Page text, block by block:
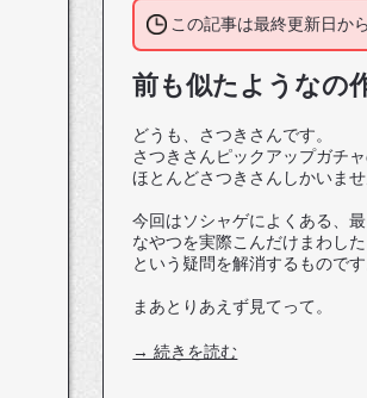
この記事は最終更新日か
前も似たようなの
どうも、さつきさんです。
さつきさんピックアップガチ
ほとんどさつきさんしかいませ
今回はソシャゲによくある、
なやつを実際こんだけまわし
という疑問を解消するものです
まあとりあえず見てって。
→ 続きを読む